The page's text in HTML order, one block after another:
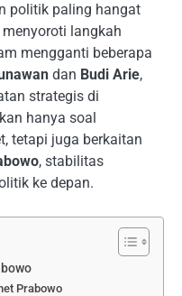
politik paling hangat
menyoroti langkah
mengganti beberapa
dan Budi Arie,
strategis di
hanya soal
tetapi juga berkaitan
, stabilitas
ke depan.
Prabowo